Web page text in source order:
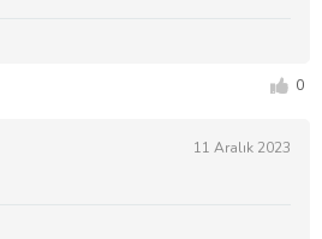
0
11 Aralık 2023